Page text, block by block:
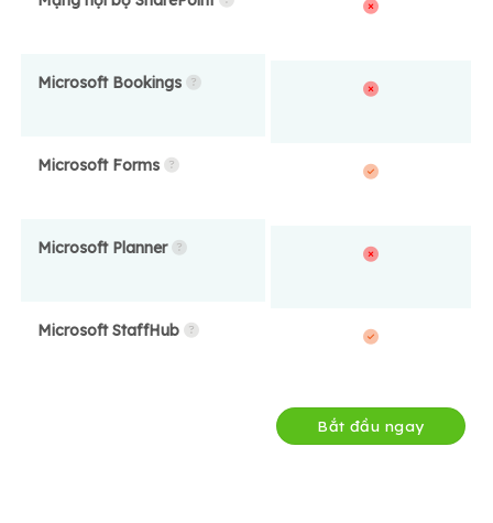
Microsoft Bookings
Microsoft Forms
Microsoft Planner
Microsoft StaffHub
Bắt đầu ngay